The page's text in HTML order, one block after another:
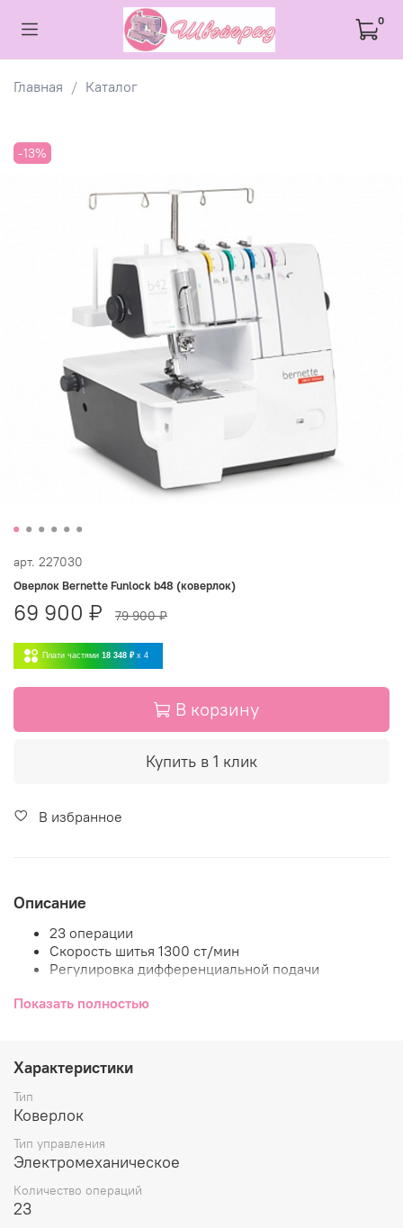
0
Главная Каталог
-13%
арт. 227030
Оверлок Bernette Funlock b48 (коверлок)
69 900 ₽ 79 900 ₽
Плати частями 18 348 ₽ x 4
В корзину
Купить в 1 клик
В избранное
Описание
23 операции
Скорость шитья 1300 ст/мин
Регулировка дифференциальной подачи
Рабочая область 87 мм (справа от иглы)
Она предлагает 23 операции: 15 оверлочных швов,
строчку, оверлочные швы могут выполняться
шириной до 7 мм, плоские швы - шириной 2.8 или
5.6 мм, а комбо-швы - до 10 мм. Цветные
направляющие облегчают заправку нитей, а
ручной нитевдеватель помогает заправить нить в
Показать полностью
Характеристики
Тип
Коверлок
Тип управления
Электромеханическое
Количество операций
23